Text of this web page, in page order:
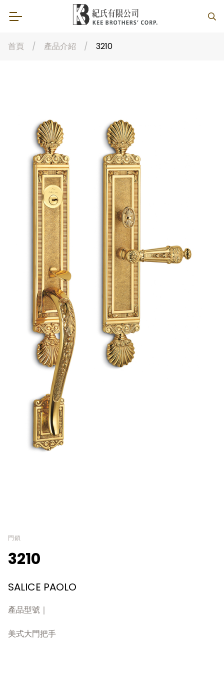
首頁 產品介紹 3210
門鎖
3210
SALICE PAOLO
產品型號｜
美式大門把手